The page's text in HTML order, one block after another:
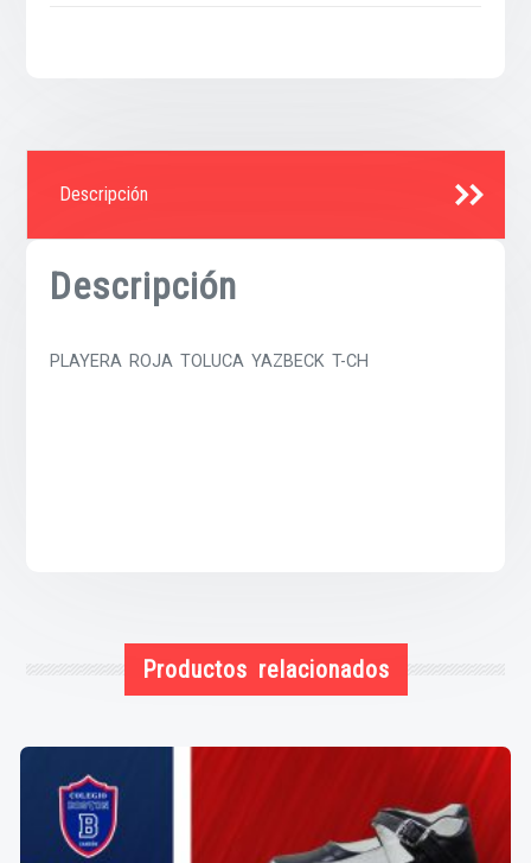
Descripción
Descripción
PLAYERA ROJA TOLUCA YAZBECK T-CH
Productos relacionados